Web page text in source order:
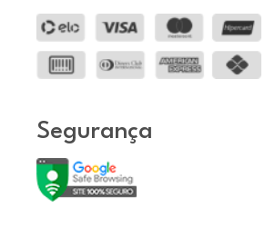
Segurança